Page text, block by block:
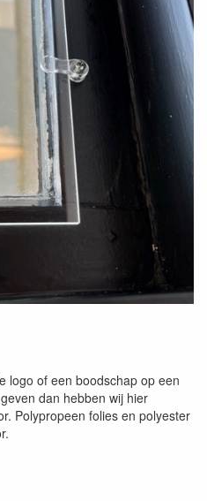
logo of een boodschap op een
dan hebben wij hier
Polypropeen folies en polyester